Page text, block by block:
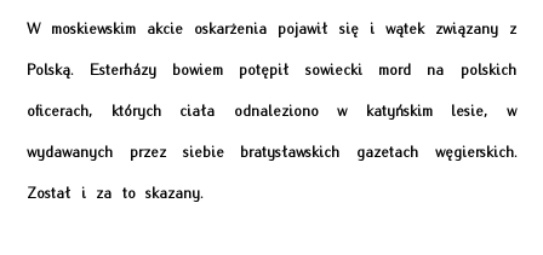
W moskiewskim akcie oskarżenia pojawił się i wątek związany z
Polską. Esterházy bowiem potępił sowiecki mord na polskich
oficerach, których ciała odnaleziono w katyńskim lesie, w
wydawanych przez siebie bratysławskich gazetach węgierskich.
Został i za to skazany.